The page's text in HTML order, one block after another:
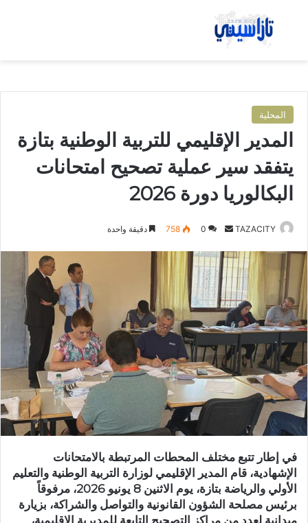
بحث عن
المحلية
المدير الإقليمي للتربية الوطنية بتازة
يتفقد سير عملية تصحيح امتحانات
البكالوريا دورة 2026
TAZACITY
س
ل
ب
ر
ي
د
ا
إ
ل
و
ن
ا
0
758 دقيقة واحدة
في إطار تتبع مختلف المحطات المرتبطة بالامتحانات
الإشهادية، قام المدير الإقليمي لوزارة التربية الوطنية والتعليم
الأولي والرياضة بتازة، يوم الاثنين 8 يونيو 2026، مرفوقاً
برئيس مصلحة الشؤون القانونية والتواصل والشراكة، بزيارة
ميدانية لعدد من مراكز التصحيح التابعة للمديرية الإقليمية،